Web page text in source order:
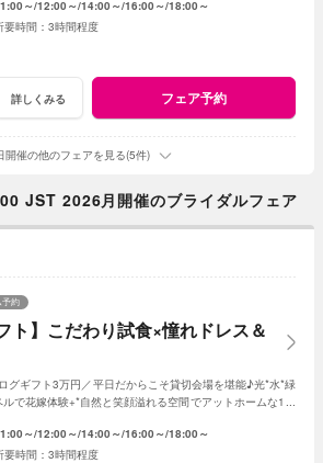
～ 12:00～ 14:00～ 16:00～ 18:00～
3時間程度
詳しくみる フェア予約
開催の他のフェアを見る(5件)
JST 2026月開催のブライダルフェア
ト】こだわり試食×憧れドレス＆
予約
グギフト3万円／平日だからこそ貸切会場を堪能♪光*水*緑
で花嫁体験+*自然と笑顔溢れる空間でアットホームな1日
～ 12:00～ 14:00～ 16:00～ 18:00～
3時間程度